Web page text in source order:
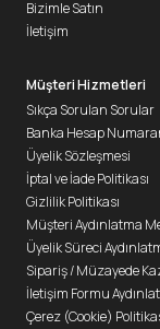
Bizimle Satın
İletişim
Müşteri Hizmetleri
Sıkça Sorulan Sorular
Banka Hesap
Üyelik Sözleşmesi
İptal ve İade Politikası
Gizlilik Politikası
Müşteri Aydınlatma
Üyelik Süreci
Sipariş / Müzayede
İletişim Formu
Çerez (Cookie)